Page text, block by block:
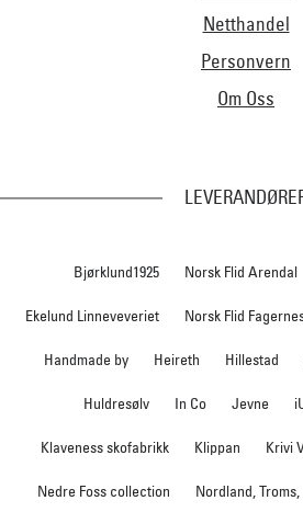
Netthandel
Personvern
Om Oss
Bjørklund1925 Norsk Flid Arendal
Ekelund Linneveveriet Norsk Flid
Handmade by Heireth Hillestad
Huldresølv In Co Jevne
Klaveness skofabrikk Klippan Krivi
Nedre Foss collection Nordland,